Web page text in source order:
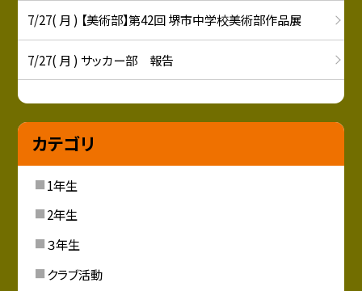
7/27( 月 ) 【美術部】第42回 堺市中学校美術部作品展
7/27( 月 ) サッカー部 報告
カテゴリ
1年生
2年生
３年生
クラブ活動